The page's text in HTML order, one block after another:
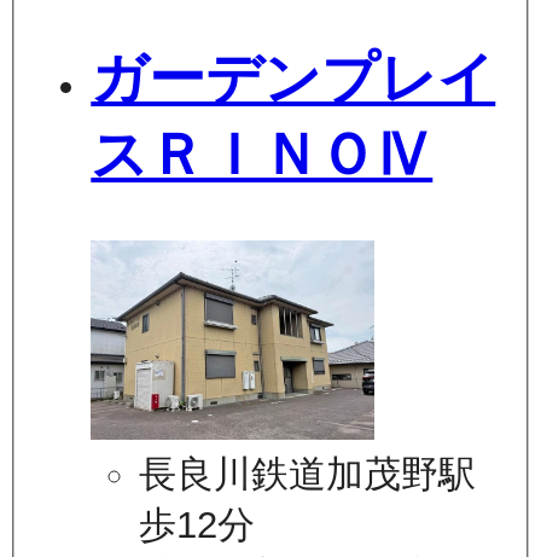
ガーデンプレイ
スＲＩＮＯⅣ
長良川鉄道加茂野駅
歩12分